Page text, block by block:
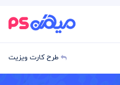
طرح کارت ویزیت